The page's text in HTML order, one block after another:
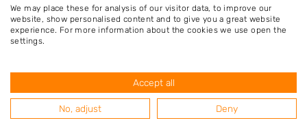
Oosteind 59
5161MH Sprang-Capelle
Op 2,00 km afstand
Hoveniersbedrijf Van Goch
van der Duinstraat 48
5161BR Sprang-Capelle
We may place these for analysis of our visitor data, to improve our
website, show personalised content and to give you a great website
experience. For more information about the cookies we use open the
settings.
Accept all
No, adjust Deny